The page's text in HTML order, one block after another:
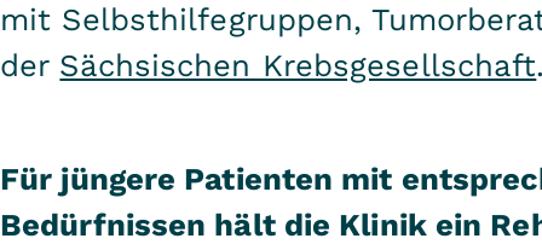
mit Selbsthilfegruppen,
der Sächsischen Krebsgesellschaft
Für jüngere Patienten mit
Bedürfnissen hält die Klinik ein